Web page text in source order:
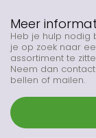
Meer
Heb je hulp nodig
je op zoek naar
assortiment te
Neem dan
bellen of mailen.